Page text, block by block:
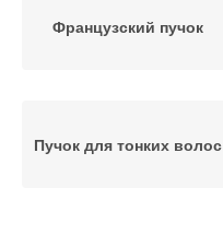
Французский пучок
Пучок для тонких волос